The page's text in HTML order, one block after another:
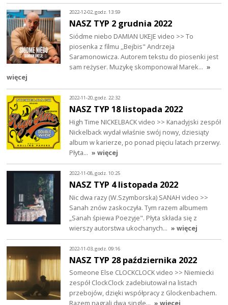
2022-12-02, godz. 13:59
NASZ TYP 2 grudnia 2022
Siódme niebo DAMIAN UKEJE video >> To
piosenka z filmu ,,Bejbis" Andrzeja
Saramonowicza. Autorem tekstu do piosenki jest
sam reżyser. Muzykę skomponował Marek… »
więcej
2022-11-20, godz. 22:32
NASZ TYP 18 listopada 2022
High Time NICKELBACK video >> Kanadyjski zespół
Nickelback wydał właśnie swój nowy, dziesiąty
album w karierze, po ponad pięciu latach przerwy.
Płyta… » więcej
2022-11-08, godz. 10:25
NASZ TYP 4 listopada 2022
Nic dwa razy (W.Szymborska) SANAH video >>
Sanah znów zaskoczyła. Tym razem albumem
„Sanah śpiewa Poezyje". Płyta składa się z
wierszy autorstwa ukochanych… » więcej
2022-11-03, godz. 09:16
NASZ TYP 28 października 2022
Someone Else CLOCKCLOCK video >> Niemiecki
zespół ClockClock zadebiutował na listach
przebojów, dzięki współpracy z Glockenbachem.